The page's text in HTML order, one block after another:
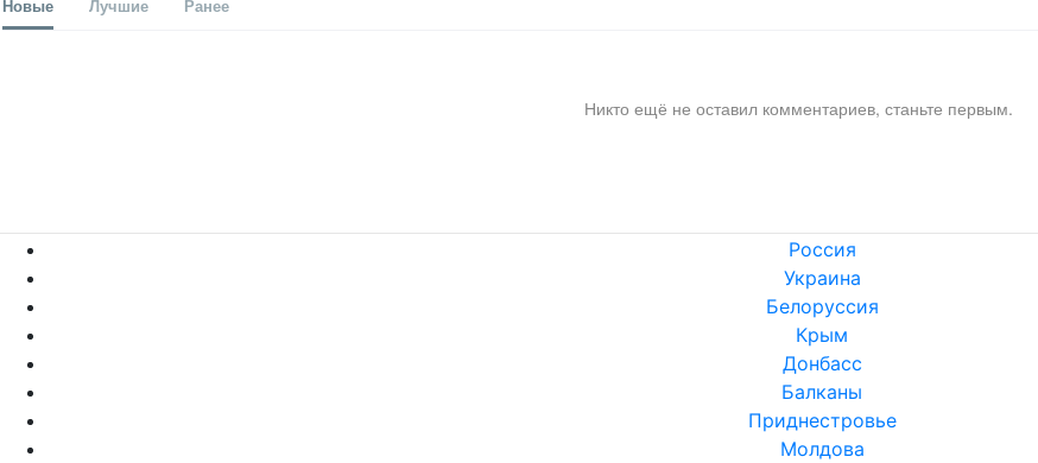
Новые Лучшие Ранее
Никто ещё не оставил комментариев, станьте первым.
Россия
Украина
Белоруссия
Крым
Донбасс
Балканы
Приднестровье
Молдова